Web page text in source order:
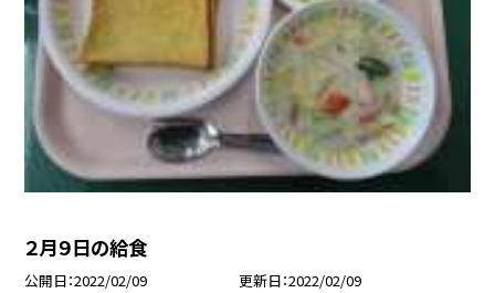
２月９日の給食
公開日 2022/02/09 更新日 2022/02/09